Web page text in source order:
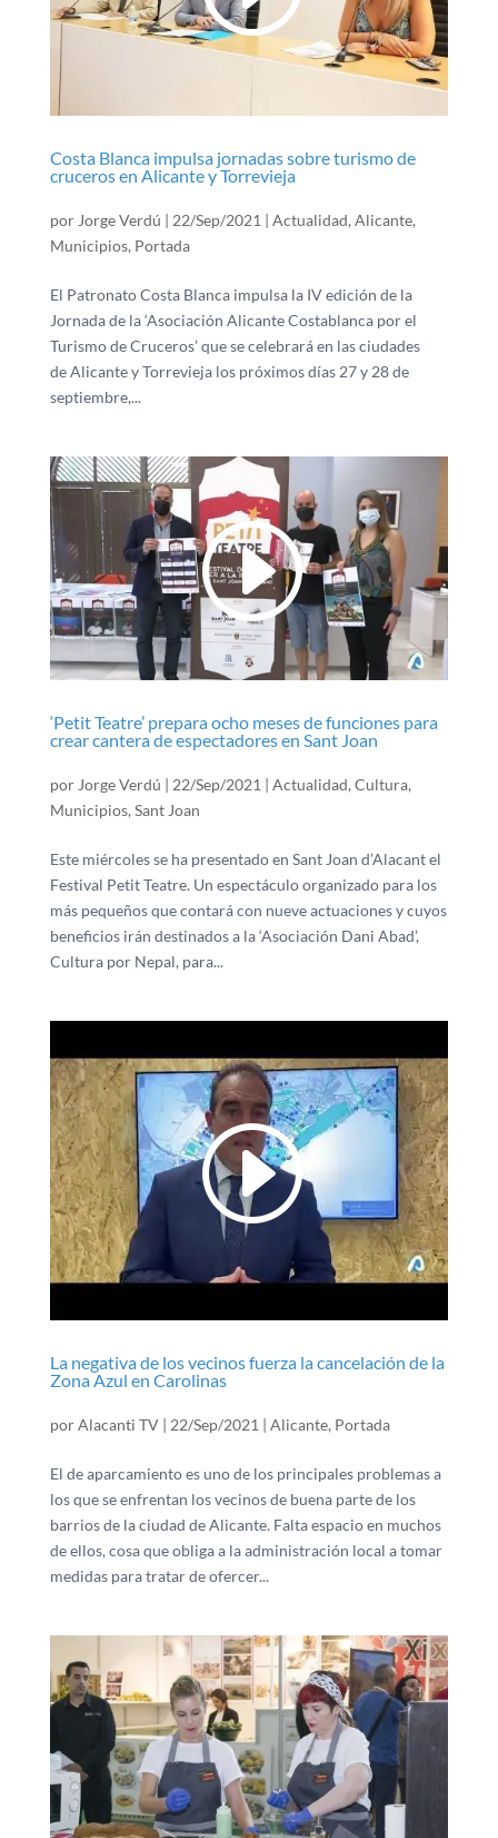
Costa Blanca impulsa jornadas sobre turismo de
cruceros en Alicante y Torrevieja
por Jorge Verdú | 22/Sep/2021 | Actualidad, Alicante,
Municipios, Portada
El Patronato Costa Blanca impulsa la IV edición de la
Jornada de la ‘Asociación Alicante Costablanca por el
Turismo de Cruceros’ que se celebrará en las ciudades
de Alicante y Torrevieja los próximos días 27 y 28 de
septiembre,...
‘Petit Teatre’ prepara ocho meses de funciones para
crear cantera de espectadores en Sant Joan
por Jorge Verdú | 22/Sep/2021 | Actualidad, Cultura,
Municipios, Sant Joan
Este miércoles se ha presentado en Sant Joan d’Alacant el
Festival Petit Teatre. Un espectáculo organizado para los
más pequeños que contará con nueve actuaciones y cuyos
beneficios irán destinados a la ‘Asociación Dani Abad’,
Cultura por Nepal, para...
La negativa de los vecinos fuerza la cancelación de la
Zona Azul en Carolinas
porAlacanti TV| 22/Sep/2021 | Alicante, Portada
El de aparcamiento es uno de los principales problemas a
los que se enfrentan los vecinos de buena parte de los
barrios de la ciudad de Alicante. Falta espacio en muchos
de ellos, cosa que obliga a la administración local a tomar
medidas para tratar de ofercer...